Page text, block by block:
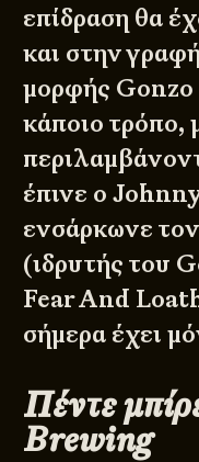
επίδραση θα
και στην
μορφής Gonzo
κάποιο τρόπο,
έπινε ο
ενσάρκωνε
(ιδρυτής του
Fear And
σήμερα έχει
Πέντε
Brewing